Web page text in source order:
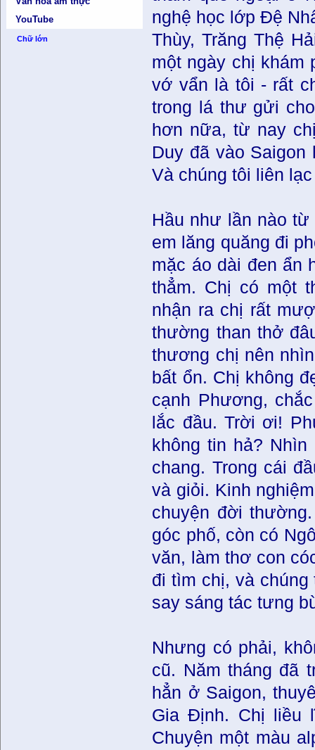
YouTube
Chữ lớn
nghệ học lớp Đệ
Thùy, Trăng Thệ
một ngày chị khám
vớ vẩn là tôi - rất
trong lá thư gửi
hơn nữa, từ nay
Duy đã vào
Và chúng tôi liên
Hầu như lần nào từ
em lăng quăng đi
mặc áo dài đen ẩn
thẳm. Chị có một
nhận ra chị rất
thường than thở
thương chị nên
bất ổn. Chị không
cạnh Phương,
lắc đầu. Trời ơi!
không tin hả?
chang. Trong cái
và giỏi. Kinh
chuyện đời
góc phố, còn có
văn, làm thơ con
đi tìm chị, và chúng
say sáng tác tưng
Nhưng có phải,
cũ. Năm tháng đã
hẳn ở Saigon,
Gia Định. Chị liều
Chuyện một màu